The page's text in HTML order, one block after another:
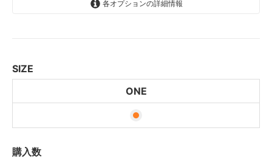
各オプションの詳細情報
SIZE
ONE
購入数